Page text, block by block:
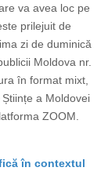
va avea loc pe
prilejuit de
zi de duminică
Moldova nr.
în format mixt,
a Moldovei
ZOOM.
în contextul